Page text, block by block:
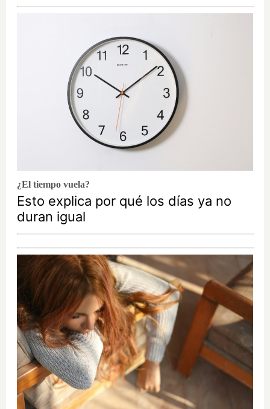
¿El tiempo vuela?
Esto explica por qué los días ya no
duran igual